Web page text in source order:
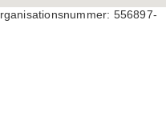
556897-